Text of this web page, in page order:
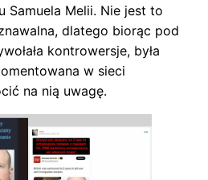
Samuela Melii. Nie jest to
dlatego biorąc pod
kontrowersje, była
w sieci
na nią uwagę.